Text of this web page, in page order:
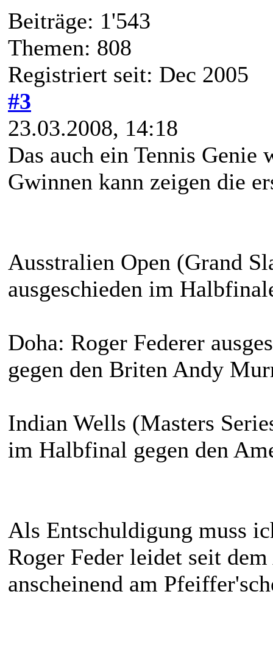
Beiträge: 1'543
Themen: 808
Registriert seit: Dec 2005
#3
23.03.2008, 14:18
Das auch ein Tennis
Gwinnen kann zeigen die
Ausstralien Open (Grand
ausgeschieden im
Doha: Roger Federer
gegen den Briten Andy
Indian Wells (Masters
im Halbfinal gegen den
Als Entschuldigung muss
Roger Feder leidet seit
anscheinend am